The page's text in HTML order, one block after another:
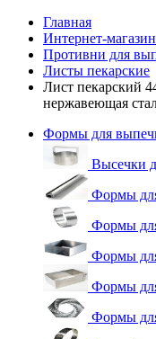
Главная
Интернет-магазин
Противни для
Листы пекарские
Лист пекарский
нержавеющая
Формы для
Высечки
Формы
Формы
Формы
Формы
Формы